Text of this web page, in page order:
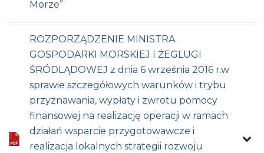
Morze”
ROZPORZĄDZENIE MINISTRA
GOSPODARKI MORSKIEJ I ŻEGLUGI
ŚRÓDLĄDOWEJ z dnia 6 września 2016 r.w
sprawie szczegółowych warunków i trybu
przyznawania, wypłaty i zwrotu pomocy
finansowej na realizację operacji w ramach
działań wsparcie przygotowawcze i
realizacja lokalnych strategii rozwoju